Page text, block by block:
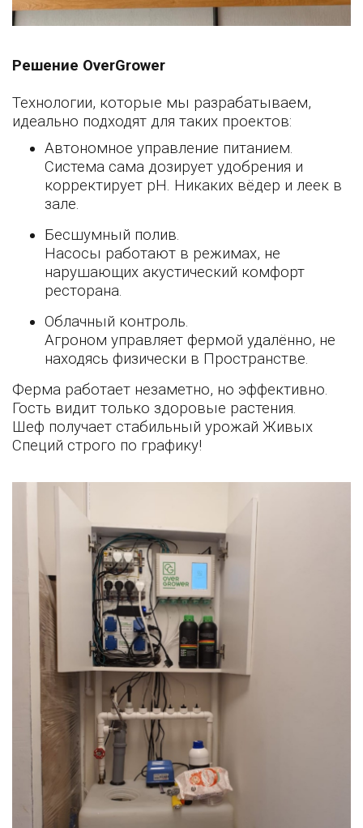
Решение OverGrower
Технологии, которые мы разрабатываем,
идеально подходят для таких проектов:
Автономное управление питанием.
Система сама дозирует удобрения и
корректирует pH. Никаких вёдер и леек в
зале.
Бесшумный полив.
Насосы работают в режимах, не
нарушающих акустический комфорт
ресторана.
Облачный контроль.
Агроном управляет фермой удалённо, не
находясь физически в Пространстве.
Ферма работает незаметно, но эффективно.
Гость видит только здоровые растения.
Шеф получает стабильный урожай Живых
Специй строго по графику!